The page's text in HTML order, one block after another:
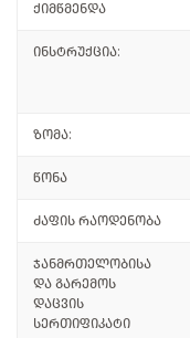
ქიმწმენდა
ინსტრუქცია:
ზომა:
წონა
ძაფის რაოდენობა
ჯანმრთელობისა
და გარემოს
დაცვის
სერთიფიკატი